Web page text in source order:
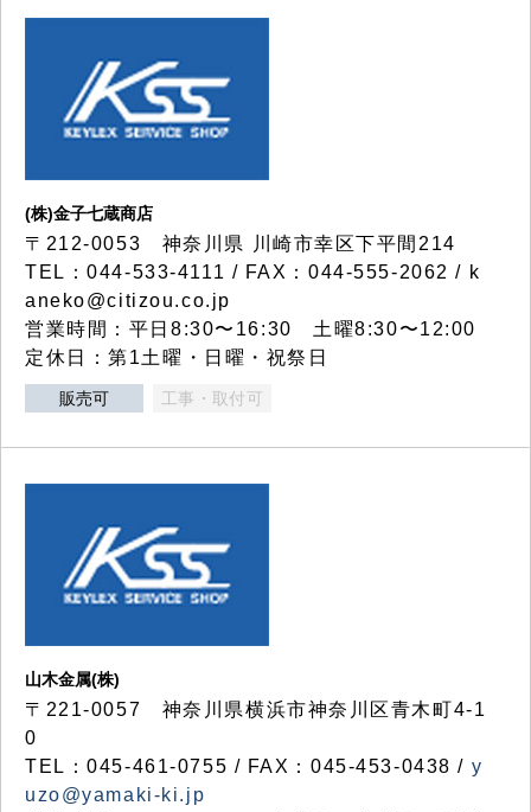
(株)金子七蔵商店
〒212-0053 神奈川県 川崎市幸区下平間214
TEL：044-533-4111 / FAX：044-555-2062 / k
aneko@citizou.co.jp
営業時間：平日8:30〜16:30 土曜8:30〜12:00
定休日：第1土曜・日曜・祝祭日
販売可 工事・取付可
山木金属(株)
〒221-0057 神奈川県横浜市神奈川区青木町4-1
0
TEL：045-461-0755 / FAX：045-453-0438 / y
uzo@yamaki-ki.jp